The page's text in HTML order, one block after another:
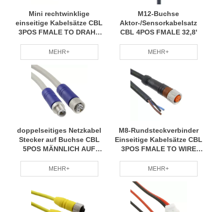
Mini rechtwinklige
einseitige Kabelsätze CBL
3POS FMALE TO DRAHT
MEHR+
M12-Buchse
Aktor-/Sensorkabelsatz
CBL 4POS FMALE 32,8'
MEHR+
doppelseitiges Netzkabel
Stecker auf Buchse CBL
5POS MÄNNLICH AUF
MEHR+
M8-Rundsteckverbinder
Einseitige Kabelsätze CBL
3POS FMALE TO WIRE
MEHR+